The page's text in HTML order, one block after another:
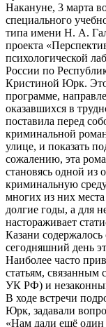
Накануне, 3 марта
специального
типа имени Н. А.
проекта
психологической
России по
Кристиной Юрк.
программе,
оказавшихся в
поставила перед
криминальной
улице, и показать
сожалению, эта
становясь одной из
криминальную
многих из них
долгие годы, а для
настораживает
Казани
сегодняшний день
Наиболее часто
статьям, связанным
УК РФ) и
В ходе встречи
Юрк, задавали
«Нам дали ещё